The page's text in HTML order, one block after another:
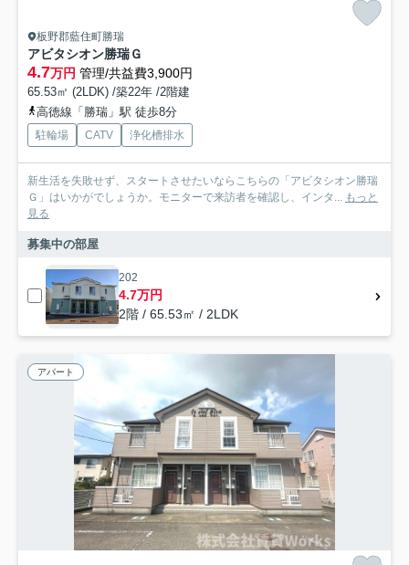
板野郡藍住町勝瑞
アビタシオン勝瑞Ｇ
4.7万円 管理/共益費3,900円
65.53㎡ (2LDK) /築22年 /2階建
高徳線「勝瑞」駅 徒歩8分
駐輪場 CATV 浄化槽排水
新生活を失敗せず、スタートさせたいならこちらの「アビタシオン勝瑞
Ｇ」はいかがでしょうか。モニターで来訪者を確認し、インタ...
もっと
見る
募集中の部屋
202
4.7万円
2階 / 65.53㎡ / 2LDK
アパート